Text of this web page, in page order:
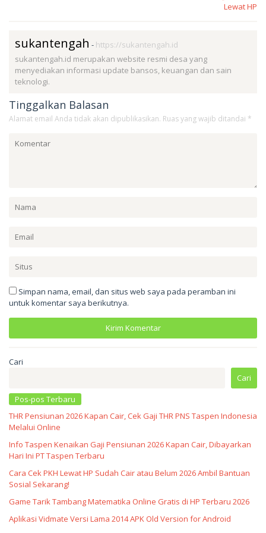
Lewat HP
sukantengah - https://sukantengah.id
sukantengah.id merupakan website resmi desa yang
menyediakan informasi update bansos, keuangan dan sain
teknologi.
Tinggalkan Balasan
Alamat email Anda tidak akan dipublikasikan. Ruas yang wajib ditandai *
Simpan nama, email, dan situs web saya pada peramban ini
untuk komentar saya berikutnya.
Cari
Cari
Pos-pos Terbaru
THR Pensiunan 2026 Kapan Cair, Cek Gaji THR PNS Taspen Indonesia
Melalui Online
Info Taspen Kenaikan Gaji Pensiunan 2026 Kapan Cair, Dibayarkan
Hari Ini PT Taspen Terbaru
Cara Cek PKH Lewat HP Sudah Cair atau Belum 2026 Ambil Bantuan
Sosial Sekarang!
Game Tarik Tambang Matematika Online Gratis di HP Terbaru 2026
Aplikasi Vidmate Versi Lama 2014 APK Old Version for Android